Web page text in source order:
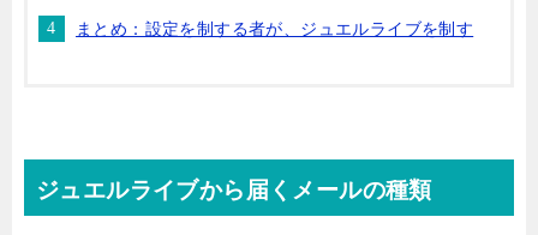
まとめ：設定を制する者が、ジュエルライブを制す
ジュエルライブから届くメールの種類